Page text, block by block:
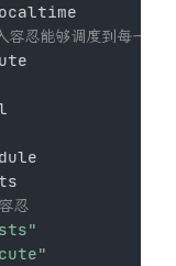
容忍能够调度到每一个
忍